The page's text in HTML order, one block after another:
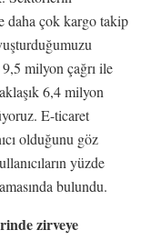
daha çok kargo takip
milyon çağrı ile
6,4 milyon
E-ticaret
olduğunu göz
yüzde
bulundu.
zirveye